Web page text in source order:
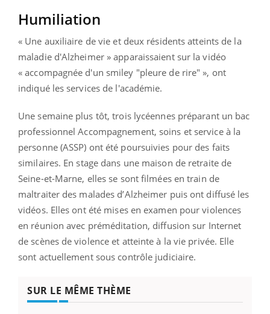
Humiliation
« Une auxiliaire de vie et deux résidents atteints de la
maladie d'Alzheimer » apparaissaient sur la vidéo
« accompagnée d'un smiley "pleure de rire" », ont
indiqué les services de l'académie.
Une semaine plus tôt, trois lycéennes préparant un bac
professionnel Accompagnement, soins et service à la
personne (ASSP) ont été poursuivies pour des faits
similaires. En stage dans une maison de retraite de
Seine-et-Marne, elles se sont filmées en train de
maltraiter des malades d’Alzheimer puis ont diffusé les
vidéos. Elles ont été mises en examen pour violences
en réunion avec préméditation, diffusion sur Internet
de scènes de violence et atteinte à la vie privée. Elle
sont actuellement sous contrôle judiciaire.
SUR LE MÊME THÈME